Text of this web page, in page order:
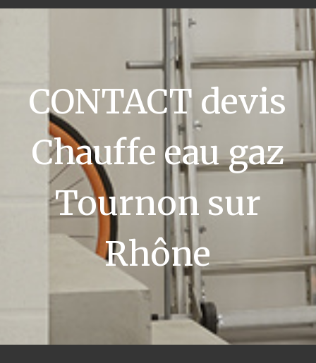
CONTACT devis
Chauffe eau gaz
Tournon sur
Rhône